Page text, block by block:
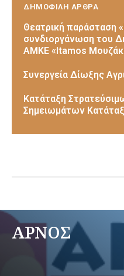
ΔΗΜΟΦΙΛΗ ΑΡΘΡΑ
Θεατρική παράσταση
συνδιοργάνωση του
ΑΜΚΕ «Itamos
Συνεργεία Δίωξης
Κατάταξη
Σημειωμάτων
ΑΡΝΟΣ